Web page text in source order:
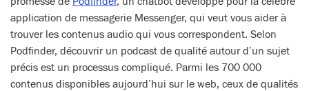
application de messagerie Messenger, qui veut vous aider à
trouver les contenus audio qui vous correspondent. Selon
Podfinder, découvrir un podcast de qualité autour d’un sujet
précis est un processus compliqué. Parmi les 700 000
contenus disponibles aujourd’hui sur le web, ceux de qualités